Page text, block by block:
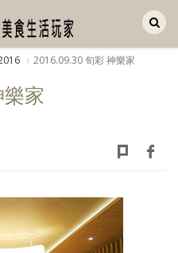
2016.09.30 旬彩 神樂家
家